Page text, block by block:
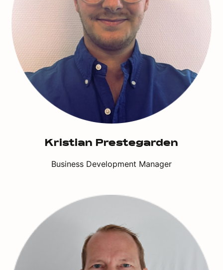
Kristian Prestegarden
Business Development Manager